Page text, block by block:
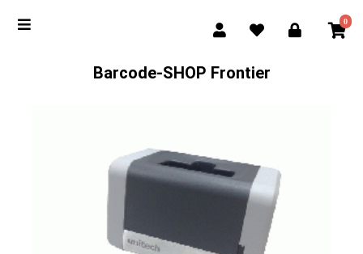
0
Barcode-SHOP Frontier